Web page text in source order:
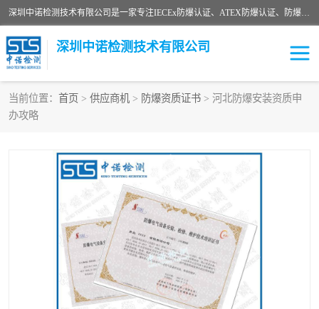
深圳中诺检测技术有限公司是一家专注IECEx防爆认证、ATEX防爆认证、防爆电气检测、防爆合格证、煤安认证等代理机构，可为客户提供从防爆设计、认证、现场检查、工程施工改造、培训等一站式服务。
深圳中诺检测技术有限公司
当前位置： 首页 > 供应商机 > 防爆资质证书 > 河北防爆安装资质申
办攻略
ATEX防爆认证
防爆3C认证 现场防爆检测
煤安矿安
IECEx防爆认证 防爆设计
防爆资质证书 各国防爆认证
SIL认证